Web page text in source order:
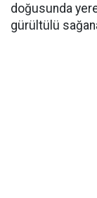
doğusunda
gürültülü